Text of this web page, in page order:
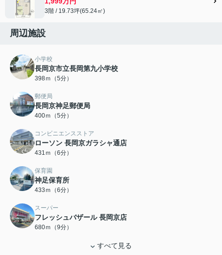
3階 / 19.73坪(65.24㎡)
周辺施設
小学校
長岡京市立長岡第九小学校
398ｍ（5分）
郵便局
長岡京神足郵便局
400ｍ（5分）
コンビニエンスストア
ローソン 長岡京ガラシャ通店
431ｍ（6分）
保育園
神足保育所
433ｍ（6分）
スーパー
フレッシュバザール 長岡京店
680ｍ（9分）
すべて見る